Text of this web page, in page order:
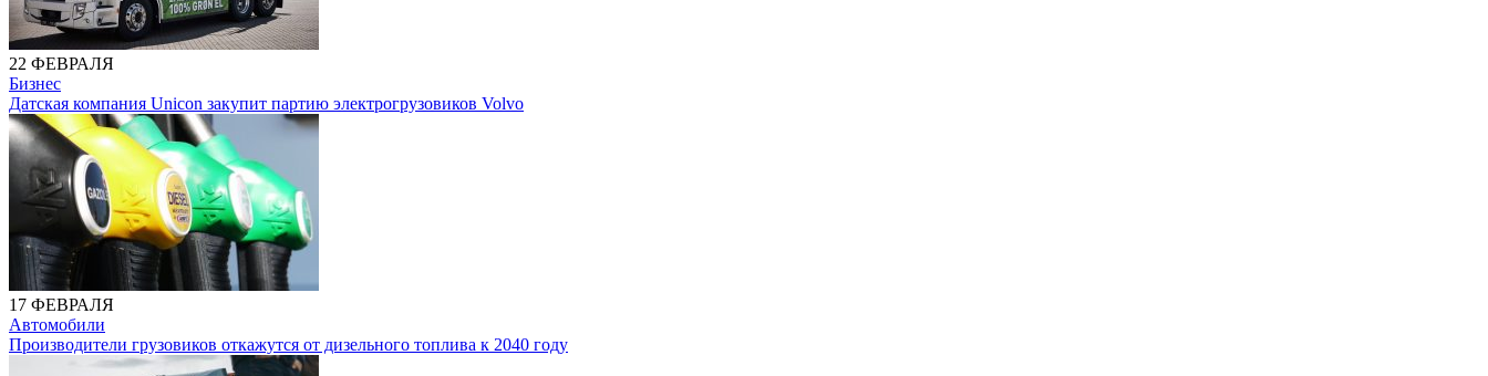
22 ФЕВРАЛЯ
Бизнес
Датская компания Unicon закупит партию электрогрузовиков Volvo
17 ФЕВРАЛЯ
Автомобили
Производители грузовиков откажутся от дизельного топлива к 2040 году